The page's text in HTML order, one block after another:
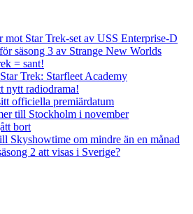
Star Trek-set av USS Enterprise-D
säsong 3 av Strange New Worlds
= sant!
Trek: Starfleet Academy
nytt radiodrama!
officiella premiärdatum
till Stockholm i november
bort
Skyshowtime om mindre än en månad
2 att visas i Sverige?